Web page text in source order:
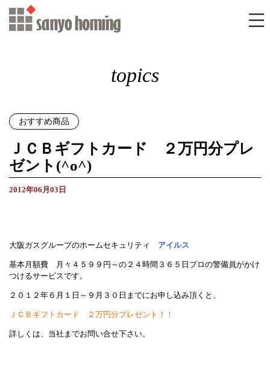
topics
おすすめ商品
ＪＣＢギフトカード ２万円分プレ
ゼント(^o^)
2012年06月03日
大阪ガスグループのホームセキュリティ アイルス
基本月額費 月々４５９９円～の２４時間３６５日プロの警備員がかけ
つけるサービスです。
２０１２年６月１日～９月３０日までにお申し込み頂くと、
ＪＣＢギフトカード ２万円分プレゼント！！
詳しくは、当社までお問い合せ下さい。